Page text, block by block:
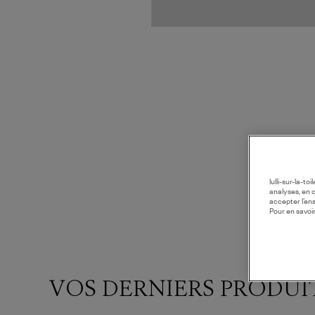
VOS DERNIERS
lulli-sur-la-
analyses, en
accepter
Pour en